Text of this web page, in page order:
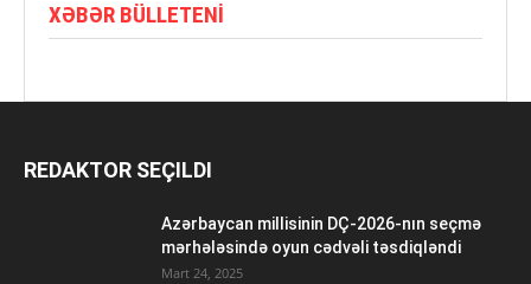
XƏBƏR BÜLLETENI
REDAKTOR SEÇILDI
Azərbaycan millisinin DÇ-2026-nın seçmə
mərhələsində oyun cədvəli təsdiqləndi
Mart 24, 2025